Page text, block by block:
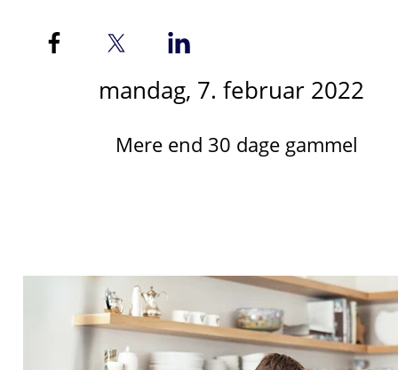
mandag, 7. februar 2022
Mere end 30 dage gammel